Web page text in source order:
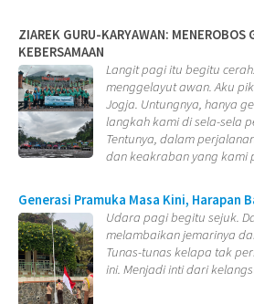
ZIAREK GURU-KARYAWAN: MENEROBOS
KEBERSAMAAN
Langit pagi itu begitu
menggelayut awan. Aku
Jogja. Untungnya, hanya
langkah kami di sela-sela
Tentunya, dalam
dan keakraban yang kami
Generasi Pramuka Masa Kini, Harapan
Udara pagi begitu sejuk.
melambaikan jemarinya
Tunas-tunas kelapa tak
ini. Menjadi inti dari